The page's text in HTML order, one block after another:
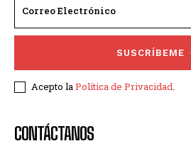
SUSCRÍBEME
Acepto laPolítica de Privacidad.
CONTÁCTANOS